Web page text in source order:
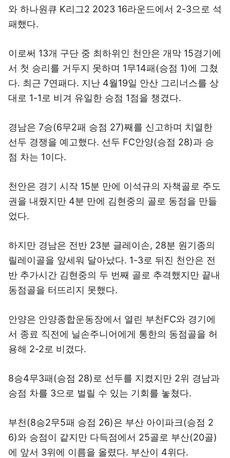
와 하나원큐 K리그2 2023 16라운드에서 2-3으로 석
패했다.
이로써 13개 구단 중 최하위인 천안은 개막 15경기에
서 첫 승리를 거두지 못하며 1무14패(승점 1)에 그쳤
다. 최근 7연패다. 지난 4월19일 안산 그리너스를 상
대로 1-1로 비겨 유일한 승점 1점을 챙겼다.
경남은 7승(6무2패 승점 27)째를 신고하며 치열한
선두 경쟁을 예고했다. 선두 FC안양(승점 28)과 승
점 차는 1이다.
천안은 경기 시작 15분 만에 이석규의 자책골로 주도
권을 내줬지만 4분 만에 김현중의 골로 동점을 만들
었다.
하지만 경남은 전반 23분 글레이손, 28분 원기종의
릴레이골을 앞세워 달아났다. 1-3로 뒤진 천안은 전
반 추가시간 김현중의 두 번째 골로 추격했지만 끝내
동점골을 터뜨리지 못했다.
안양은 안양종합운동장에서 열린 부천FC와 경기에
서 종료 직전에 닐손주니어에게 통한의 동점골을 허
용해 2-2로 비겼다.
8승4무3패(승점 28)로 선두를 지켰지만 2위 경남과
승점 차를 3으로 벌릴 수 있는 기회를 놓쳤다.
부천(8승2무5패 승점 26)은 부산 아이파크(승점 2
6)와 승점이 같지만 다득점에서 25골로 부산(20골)
에 앞서 3위에 이름을 올렸다. 부산이 4위다.